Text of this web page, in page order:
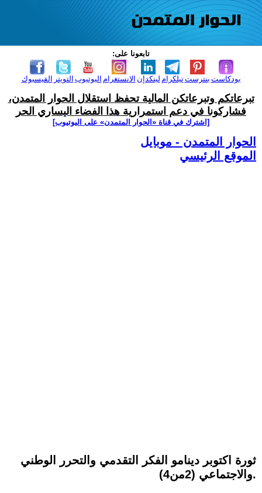
تابعونا على:
الفيسبوك التويتر اليوتيوب الانستغرام لينكدإن تيلكرامبنترست بودكاست
تبرعاتكم وتبرعاتكن المالية تحفظ استقلال الحوار المتمدن،
فشاركونا في دعم استمرارية هذا الفضاء اليساري الحر
[اشترك في قناة ‫«الحوار المتمدن» على اليوتيوب]
الحوار المتمدن - موبايل
الموقع الرئيسي
ثورة اكتوبر دينامو الفكر التقدمي والتحرر الوطني
والاجتماعي (2من4).